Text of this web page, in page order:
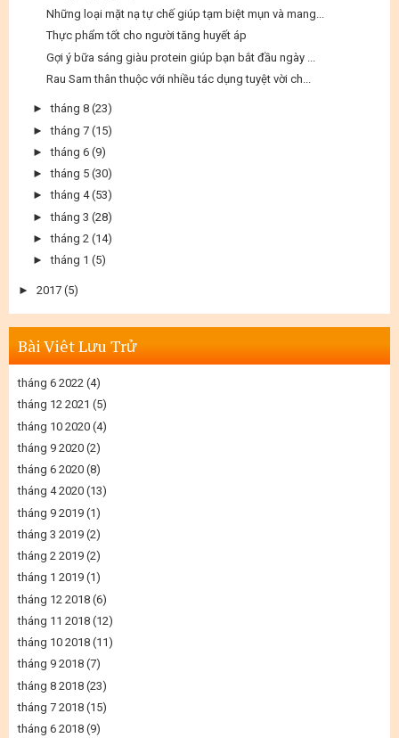
Những loại mặt nạ tự chế giúp tạm biệt mụn và mang...
Thực phẩm tốt cho người tăng huyết áp
Gợi ý bữa sáng giàu protein giúp bạn bắt đầu ngày ...
Rau Sam thân thuộc với nhiều tác dụng tuyệt vời ch...
►tháng 8 (23)
►tháng 7 (15)
►tháng 6 (9)
►tháng 5 (30)
►tháng 4 (53)
►tháng 3 (28)
►tháng 2 (14)
►tháng 1 (5)
► 2017 (5)
Bài Viêt Lưu Trử
tháng 6 2022 (4)
tháng 12 2021 (5)
tháng 10 2020 (4)
tháng 9 2020 (2)
tháng 6 2020 (8)
tháng 4 2020 (13)
tháng 9 2019 (1)
tháng 3 2019 (2)
tháng 2 2019 (2)
tháng 1 2019 (1)
tháng 12 2018 (6)
tháng 11 2018 (12)
tháng 10 2018 (11)
tháng 9 2018 (7)
tháng 8 2018 (23)
tháng 7 2018 (15)
tháng 6 2018 (9)